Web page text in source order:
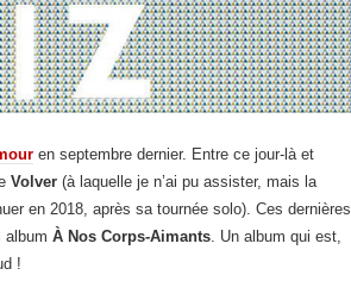
en septembre dernier. Entre ce jour-là et
Volver (à laquelle je n’ai pu assister, mais la
en 2018, après sa tournée solo). Ces dernières
album À Nos Corps-Aimants . Un album qui est,
!